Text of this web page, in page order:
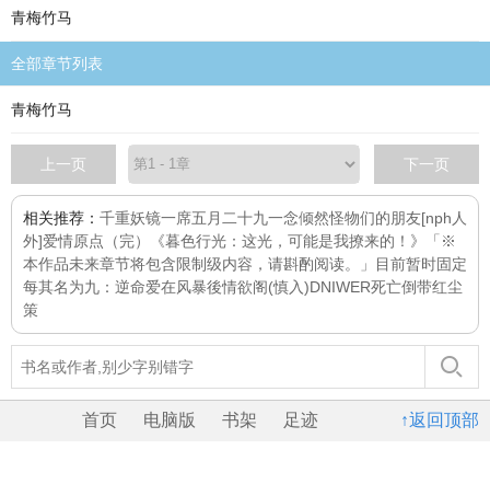
青梅竹马
全部章节列表
青梅竹马
上一页 下一页
相关推荐： 千重妖镜一席五月二十九一念倾然怪物们的朋友[nph人
外]爱情原点（完）
《暮色行光：这光，可能是我撩来的！》「※
本作品未来章节将包含限制级内容，请斟酌阅读。」目前暂时固定
每其名为九：逆命爱在风暴後情欲阁(慎入)DNIWER死亡倒带红尘
策
↑返回顶部
首页 电脑版 书架 足迹